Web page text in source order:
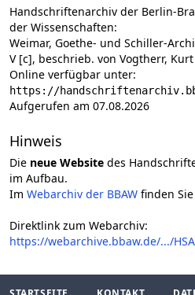
Handschriftenarchiv der Berlin-
der Wissenschaften:
Weimar, Goethe- und Schiller-
V [c], beschrieb. von Vogtherr, Kurt
Online verfügbar unter:
https://
Aufgerufen am 07.08.2026
Hinweis
Die neue Website des
im Aufbau.
Im Webarchiv der BBAW finden
Direktlink zum Webarchiv:
https://webarchive.bbaw.de/.../